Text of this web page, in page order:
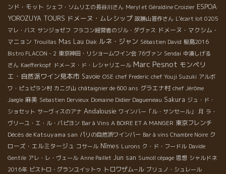
ンド・モット シェフ・ソムリエの長谷川さん Meryl et Géraldine Croizier ESPOA
YOROZUYA TOURS ドメーヌ・ムレシップ 故勝山晋作さん L'écart lot 0205
マレ・バス サンジョゼフ フラコン経営者のジル・ダヴァス ドメーヌ・マクシム・
マニョン Trouillas Mas Lau Diak ルネ・ジャン Sébastien David 桜島2016
Bistro FLACON - 2 東京神田・リショームワイン会 76ヴァン Sendai 中湊しげる
さん Kaefferkopf ドメーヌ・ド・レシャリエール Marc Pesnot モンペリ
エ・自然派ワイン見本市 Savoie OSE chef Frederic chef Youji Suzuki アルボ
ワ・ピュピラン村 カニグ山 châtaignier de 600 ans グラエナ村 chef Jérôme
Jaegle 麻美 Sebastien Dervieux Domaine Didier Dagueneau Sakura ジュ・ド・
ショセット サーヴィスのアナ Andalousie ワインバー「ル・サンセール」 月 ラ・
ヴリーユ・エ・ル・パピヨン Bar à Vins A BOIRE ET A MANGER 東京フレンチ
Décès de Katsuyama san パリの自然派ワインバー Bar à vins Chambre Noire ク
ローズ・エルミタージュ コサール Nîmes Lurons ク・ド・フードル Davide
Gentile アレ・レ・ヴェール Anne Paillet Jun san Sumoll cépage 思想 シャルドネ
2016年 ビストロ・グランユイットゥ トロワザム−ル ブリュノ・シュレール